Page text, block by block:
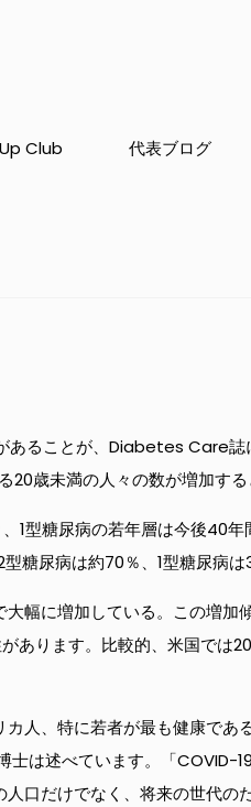
Club 代表ブログ
あることが、Diabetes Care
歳未満の人々の数が増加する
1型糖尿病の若年層は今後40
糖尿病は約70％、1型糖尿病は
幅に増加している。この増
ります。比較的、米国では
人、特に若者が最も健康であ
は述べています。「COVID-
口だけでなく、将来の世代の